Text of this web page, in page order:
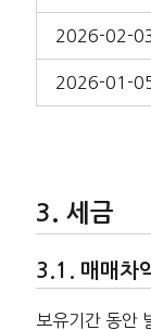
2026-02-
2026-01-
세금
매매차
보유기간 동안